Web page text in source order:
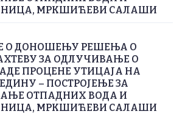
МРКШИЋЕВИ САЛАШИ
О ДОНОШЕЊУ РЕШЕЊА О
ЗА ОДЛУЧИВАЊЕ О
ПРОЦЕНЕ УТИЦАЈА НА
– ПОСТРОЈЕЊЕ ЗА
ОТПАДНИХ ВОДА И
МРКШИЋЕВИ САЛАШИ